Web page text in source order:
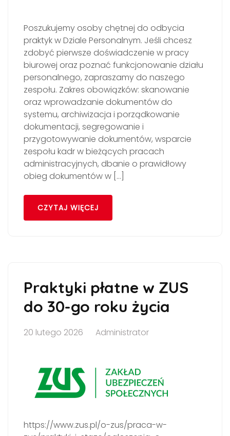
Poszukujemy osoby chętnej do odbycia
praktyk w Dziale Personalnym. Jeśli chcesz
zdobyć pierwsze doświadczenie w pracy
biurowej oraz poznać funkcjonowanie działu
personalnego, zapraszamy do naszego
zespołu. Zakres obowiązków: skanowanie
oraz wprowadzanie dokumentów do
systemu, archiwizacja i porządkowanie
dokumentacji, segregowanie i
przygotowywanie dokumentów, wsparcie
zespołu kadr w bieżących pracach
administracyjnych, dbanie o prawidłowy
obieg dokumentów w […]
CZYTAJ WIĘCEJ
Praktyki płatne w ZUS
do 30-go roku życia
20 lutego 2026 Administrator
https://www.zus.pl/o-zus/praca-w-